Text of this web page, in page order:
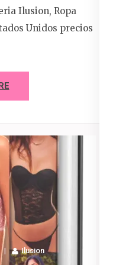
Ilusion, Ropa
Unidos precios
Ilusion